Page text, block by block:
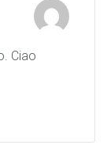
Ciao